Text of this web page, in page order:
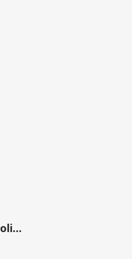
İsimsiz Kaynak Politikası